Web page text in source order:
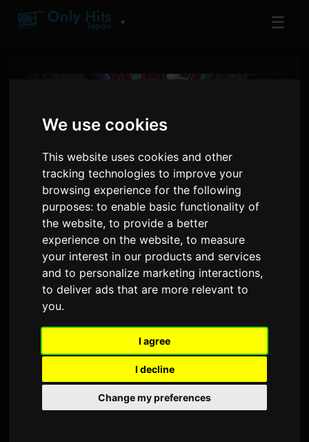
We use cookies
This website uses cookies and other
tracking technologies to improve your
browsing experience for the following
purposes:to enable basic functionality of
the website,to provide a better
experience on the website,to measure
your interest in our products and services
and to personalize marketing interactions,
to deliver ads that are more relevant to
you.
I agree
I decline
Change my preferences
▼ ☰
Тенис Падышасы
анимациясы 25-жылдык
мааракесин баштайт
Samтарабынан
4 июнь 2026
Англисчеден которулган
Октябрь 2001-жылы жарыкка чыккан Тенис
Падышасы франшизасы 2026- жана 2027-